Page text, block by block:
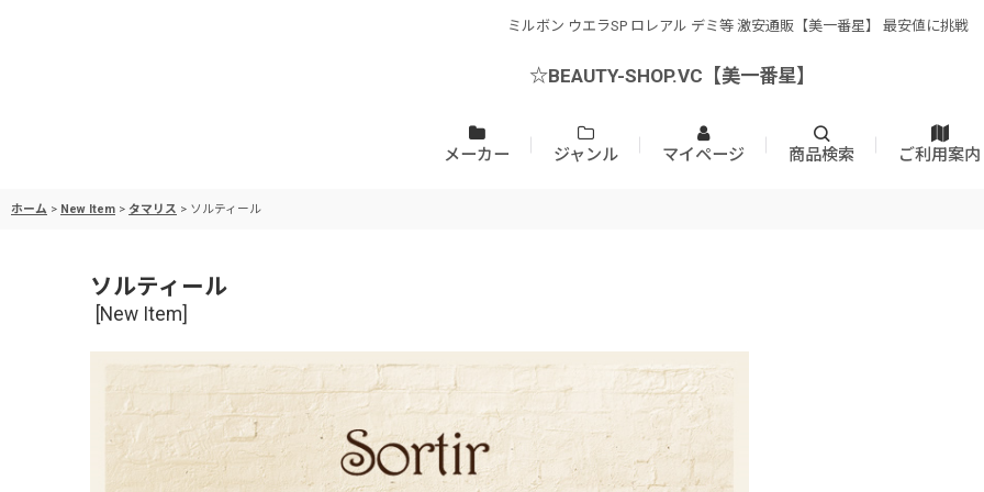
ミルボン ウエラSP ロレアル デミ等 激安通販【美一番星】 最安値に挑戦
☆BEAUTY-SHOP.VC【美一番星】
メーカー ジャンル マイページ 商品検索 ご利用案内
ホーム > New Item > タマリス > ソルティール
ソルティール
New Item